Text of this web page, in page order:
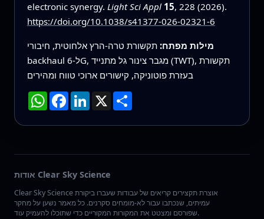
electronic synergy. Light Sci Appl 15, 228 (2026).
https://doi.org/10.1038/s41377-026-02321-6
מילות מפתח:תקשורת טרה‑הרץ אלחוטית, חיבורי
backhaul ל‑6G, מגבר צינור גל מתנייד (TWT), תקשורת
בעזרת פוטוניקה, קישורים ארוכי טווח ומהירים
WhatsApp
Facebook
LinkedIn
X שתף
אודות Clear Sky Science
Clear Sky Science אוצרת תקצירים קריאים של עבודות שעברו ביקורת
עמיתים, שנכתבו עבור לא-מומחים סקרנים. כל מאמר נשען על מחקר
שפורסם ומצטט את המקורות המקוריים כדי שתוכלו להעמיק עוד.